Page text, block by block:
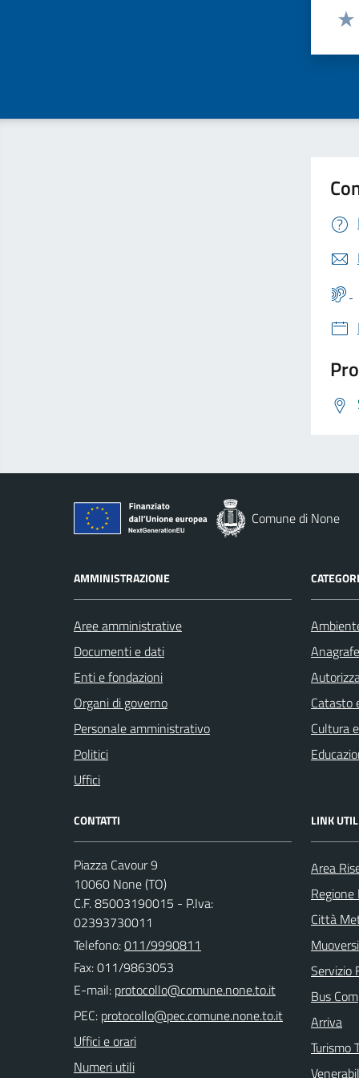
Comune di None
AMMINISTRAZIONE
Aree amministrative
Documenti e dati
Enti e fondazioni
Organi di governo
Personale amministrativo
Politici
Uffici
Catasto
Cultura
CONTATTI
Piazza Cavour 9
10060 None (TO)
C.F. 85003190015 - P.Iva:
02393730011
Telefono:011/9990811
Fax: 011/9863053
E-mail:
PEC:
Uffici e orari
Numeri utili
LINK
Area
Città
Servizio
Bus
Arriva
Turismo